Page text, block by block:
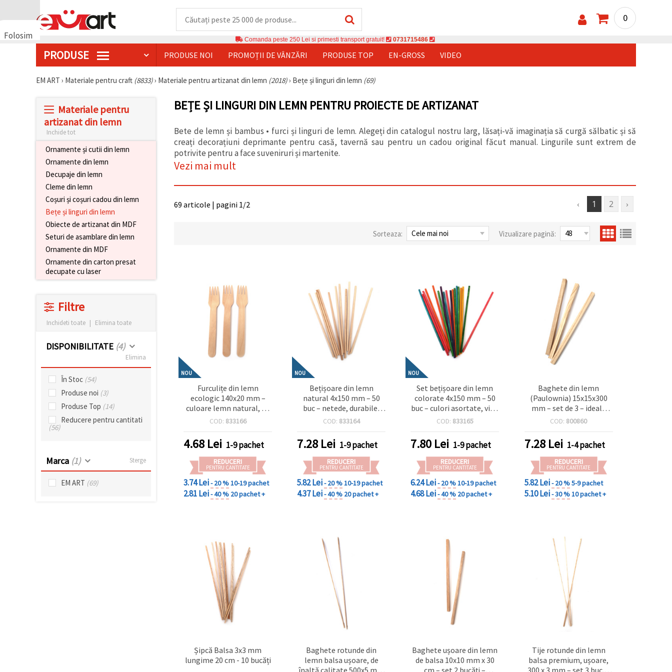
Folosim
dumneavoastră,
0
Comanda peste 250 Lei si primesti transport gratuit! 0731715486
PRODUSE PRODUSE NOI PROMOȚII DE VÂNZĂRI PRODUSE TOP EN-GROSS VIDEO
EM ART › Materiale pentru craft (8833)› Materiale pentru artizanat din lemn (2018)› Bețe și linguri din lemn (69)
Materiale pentru
artizanat din lemn
Inchide tot
Ornamente și cutii din lemn
Ornamente din lemn
Decupaje din lemn
Cleme din lemn
Coșuri și coșuri cadou din lemn
Bețe și linguri din lemn
Obiecte de artizanat din MDF
Seturi de asamblare din lemn
Ornamente din MDF
Ornamente din carton presat
decupate cu laser
Filtre
Inchideti toate | Elimina toate
DISPONIBILITATE (4)
Elimina
În Stoc (54)
Produse noi (3)
Produse Top (14)
Reducere pentru cantitati
(56)
Marca (1) Sterge
EM ART (69)
BEȚE ȘI LINGURI DIN LEMN PENTRU PROIECTE DE ARTIZANAT
Bete de lemn și bambus • furci și linguri de lemn. Alegeți din catalogul nostru larg, lăsați-vă imaginația să curgă sălbatic și să
creați decorațiuni deprimante pentru casă, tavernă sau pentru un cadou original făcut manual. Lingurile sunt extrem de
potrivite pentru a face suveniruri și martenite.
Vezi mai mult
‹ 1 2 ›
69 articole | pagini 1/2
Sorteaza: Vizualizare pagină:
NOU
Furculițe din lemn
ecologic 140x20 mm –
culoare lemn natural, 10
buc – netede, durabile și
craft & DIY, decorațiuni,
picnicuri și evenimente
eco
COD: 833166
4.68 Lei 1-9 pachet
REDUCERI
PENTRU CANTITATE
3.74 Lei- 20 %10-19 pachet
2.81 Lei- 40 % 20 pachet +
NOU
Bețișoare din lemn
natural 4x150 mm – 50
buc – netede, durabile,
perfecte pentru craft,
decorațiuni și idei DIY
COD: 833164
7.28 Lei 1-9 pachet
REDUCERI
PENTRU CANTITATE
5.82 Lei- 20 %10-19 pachet
4.37 Lei- 40 % 20 pachet +
NOU
Set bețișoare din lemn
colorate 4x150 mm – 50
buc – culori asortate, vii și
netede – perfecte pentru
pentru copii, decorațiuni
și DIY
COD: 833165
7.80 Lei 1-9 pachet
REDUCERI
PENTRU CANTITATE
6.24 Lei- 20 %10-19 pachet
4.68 Lei- 40 % 20 pachet +
Baghete din lemn
(Paulownia) 15x15x300
mm – set de 3 – ideale
pentru modelism, craft și
COD: 800860
7.28Lei 1-4 pachet
REDUCERI
PENTRU CANTITATE
5.82 Lei- 20 %5-9 pachet
5.10 Lei- 30 %10 pachet +
Șipcă Balsa 3x3 mm
lungime 20 cm - 10 bucăți
Baghete rotunde din
lemn balsa ușoare, de
înaltă calitate 500x5 mm
Baghete ușoare din lemn
de balsa 10x10 mm x 30
cm – set 2 bucăți –
Tije rotunde din lemn
balsa premium, ușoare,
300 x 3 mm – set 3 buc. –